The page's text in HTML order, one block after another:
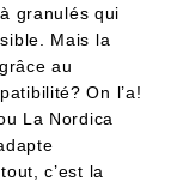
granulés qui
Mais la
au
On l’a!
La Nordica
c’est la